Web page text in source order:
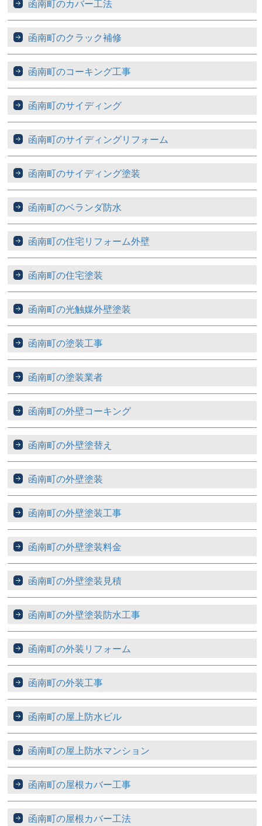
函南町のカバー工法
函南町のクラック補修
函南町のコーキング工事
函南町のサイディング
函南町のサイディングリフォーム
函南町のサイディング塗装
函南町のベランダ防水
函南町の住宅リフォーム外壁
函南町の住宅塗装
函南町の光触媒外壁塗装
函南町の塗装工事
函南町の塗装業者
函南町の外壁コーキング
函南町の外壁塗替え
函南町の外壁塗装
函南町の外壁塗装工事
函南町の外壁塗装料金
函南町の外壁塗装見積
函南町の外壁塗装防水工事
函南町の外装リフォーム
函南町の外装工事
函南町の屋上防水ビル
函南町の屋上防水マンション
函南町の屋根カバー工事
函南町の屋根カバー工法